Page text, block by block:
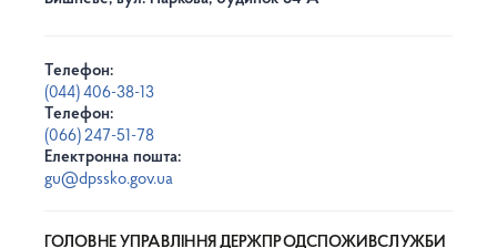
Телефон:
(044) 406-38-13
Телефон:
(066) 247-51-78
Електронна пошта:
gu@dpssko.gov.ua
ГОЛОВНЕ УПРАВЛІННЯ ДЕРЖПРОДСПОЖИВСЛУЖБИ